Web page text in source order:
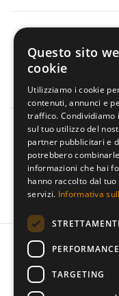
Scarica
C.F e P.IVA:
Capitale sociale €
Questo sito
cookie
Utilizziamo i cookie
contenuti, annunci e
traffico.
sul tuo utilizzo del
partner pubblicitari e
potrebbero
informazioni che hai
hanno raccolto dal
servizi. Informativa
PERFORMANCE
TARGETING